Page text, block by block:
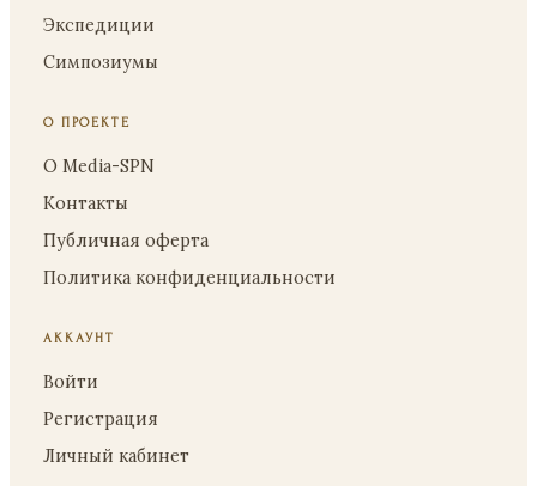
Экспедиции
Симпозиумы
О ПРОЕКТЕ
О Media-SPN
Контакты
Публичная оферта
Политика конфиденциальности
АККАУНТ
Войти
Регистрация
Личный кабинет